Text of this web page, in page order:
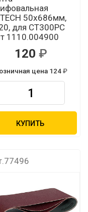
50х686мм,
для СТ300РС
1110.004900
120
цена 124
КУПИТЬ